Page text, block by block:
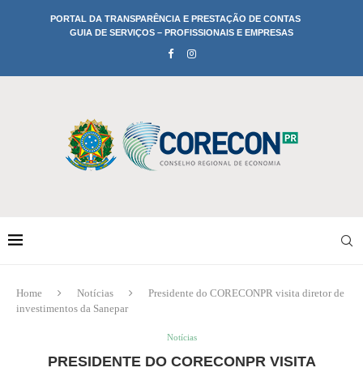
PORTAL DA TRANSPARÊNCIA E PRESTAÇÃO DE CONTAS
GUIA DE SERVIÇOS – PROFISSIONAIS E EMPRESAS
Home Notícias
Presidente do CORECONPR visita diretor de
investimentos da Sanepar
Notícias
PRESIDENTE DO CORECONPR VISITA